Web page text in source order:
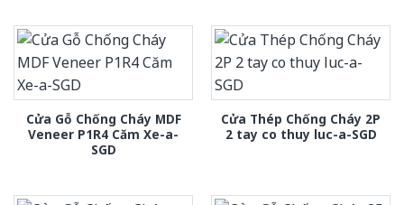
Cửa Gỗ Chống Cháy MDF
Veneer P1R4 Căm Xe-a-
SGD
Cửa Thép Chống Cháy 2P
2 tay co thuy luc-a-SGD